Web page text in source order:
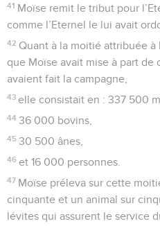
41 Moïse remit le tribut pour
comme l’Eternel le lui avait
42 Quant à la moitié attribuée
que Moïse avait mise à part de
avaient fait la campagne,
43 elle consistait en : 337 500
44 36 000 bovins,
45 30 500 ânes,
46 et 16 000 personnes.
47 Moïse préleva sur cette
cinquante et un animal sur
lévites qui assurent le service